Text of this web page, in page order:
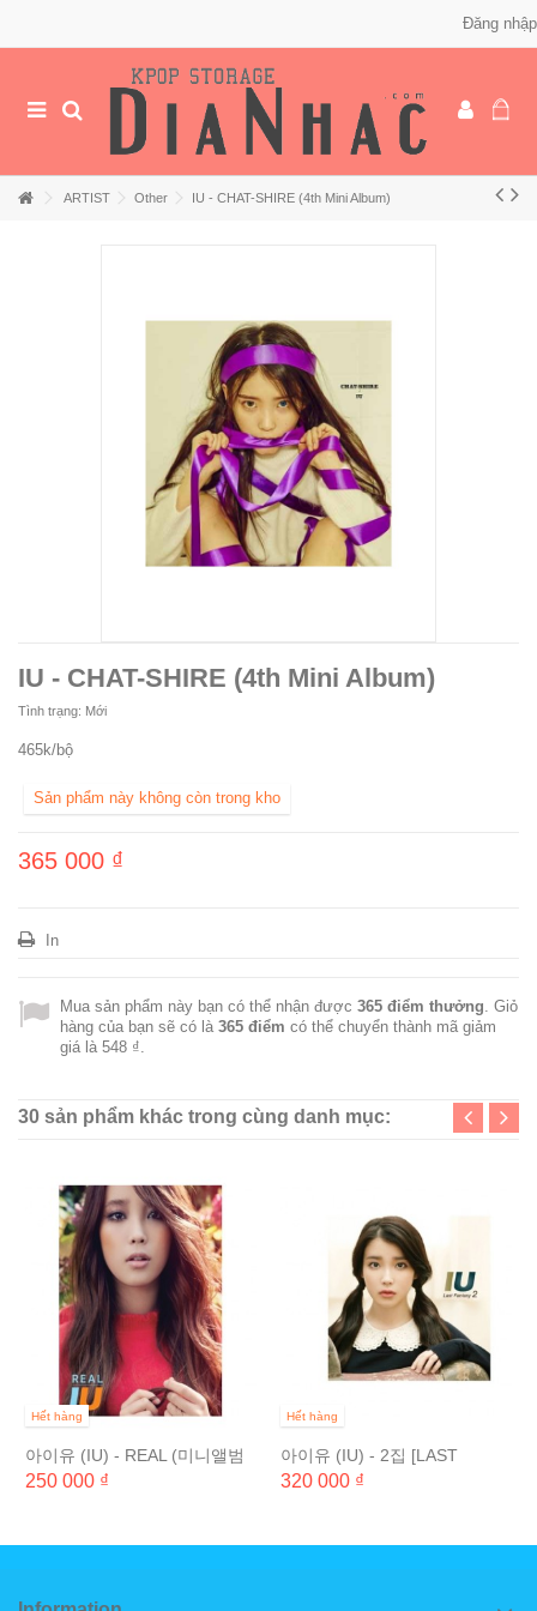
Đăng nhập
ARTIST Other IU - CHAT-SHIRE (4th Mini Album)
IU - CHAT-SHIRE (4th Mini Album)
Tình trạng: Mới
465k/bộ
Sản phẩm này không còn trong kho
365 000 ₫
In
Mua sản phẩm này bạn có thể nhận được 365 điểm thưởng . Giỏ
hàng của bạn sẽ có là 365 điểm có thể chuyển thành mã giảm
giá là 548 ₫
30 sản phẩm khác trong cùng danh mục:
Hết hàng
아이유 (IU) - REAL (미니앨범
3집)
250 000 ₫
Hết hàng
아이유 (IU) - 2집 [LAST
FANTASY] (일반반)
320 000 ₫